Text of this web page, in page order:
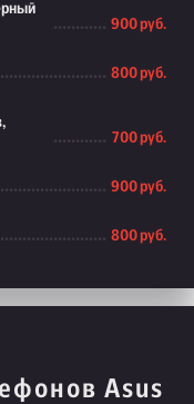
900 руб.
800 руб.
700 руб.
900 руб.
800 руб.
Asus